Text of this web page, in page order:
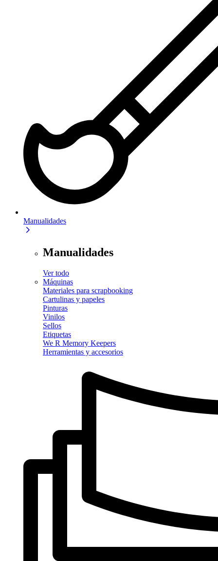
Manualidades
Manualidades
Ver todo
Máquinas
Materiales para scrapbooking
Cartulinas y papeles
Pinturas
Vinilos
Sellos
Etiquetas
We R Memory Keepers
Herramientas y accesorios